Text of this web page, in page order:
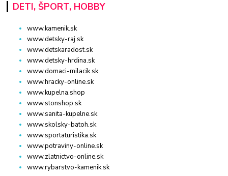
DETI, ŠPORT, HOBBY
www.kamenik.sk
www.detsky-raj.sk
www.detskaradost.sk
www.detsky-hrdina.sk
www.domaci-milacik.sk
www.hracky-online.sk
www.kupelna.shop
www.stonshop.sk
www.sanita-kupelne.sk
www.skolsky-batoh.sk
www.sportaturistika.sk
www.potraviny-online.sk
www.zlatnictvo-online.sk
www.rybarstvo-kamenik.sk